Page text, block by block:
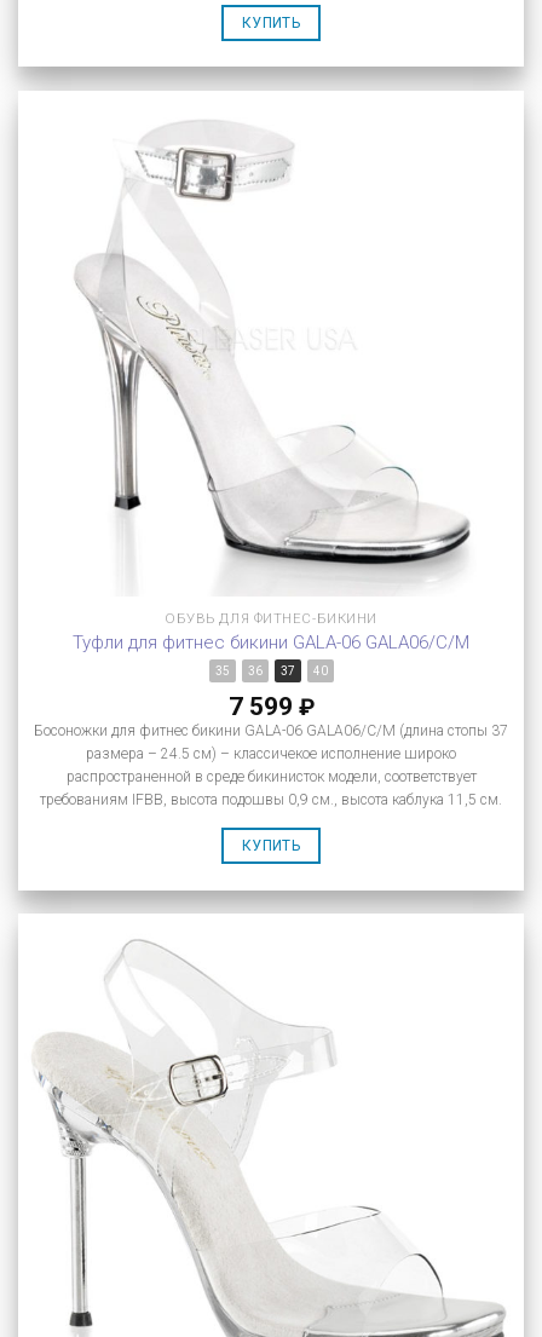
КУПИТЬ
ОБУВЬ ДЛЯ ФИТНЕС-БИКИНИ
Туфли для фитнес бикини GALA-06 GALA06/C/M
35 36 37 40
7 599 ₽
Босоножки для фитнес бикини GALA-06 GALA06/C/M (длина стопы 37
размера – 24.5 см) – классичекое исполнение широко
распространенной в среде бикинисток модели, соответствует
требованиям IFBB, высота подошвы 0,9 см., высота каблука 11,5 см.
КУПИТЬ